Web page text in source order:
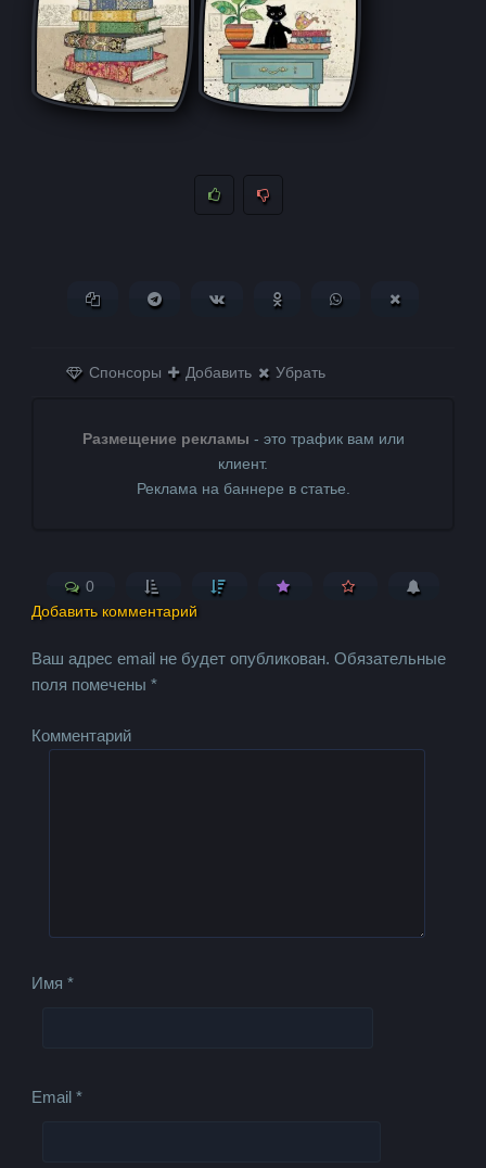
Копировать ссылкуПоделиться в Telegram
Поделиться ВКонтактеПоделиться в
Поделиться в
Спонсоры Добавить Убрать
Размещение рекламы - это трафик вам или
клиент.
Реклама на баннере в статье.
0
Добавить комментарий
Ваш адрес email не будет опубликован. Обязательные
поля помечены*
Комментарий
Имя*
Email*